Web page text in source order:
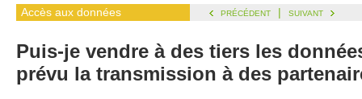
Accès aux données PRÉCÉDENT | SUIVANT
Puis-je vendre à des tiers les
prévu la transmission à des